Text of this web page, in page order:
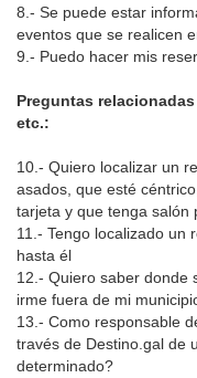
8.- Se puede estar
eventos que se realicen
9.- Puedo hacer mis
Preguntas
etc.:
10.- Quiero localizar un
asados, que esté
tarjeta y que tenga salón
11.- Tengo localizado un
hasta él
12.- Quiero saber donde
irme fuera de mi
13.- Como responsable
través de Destino.gal de
determinado?